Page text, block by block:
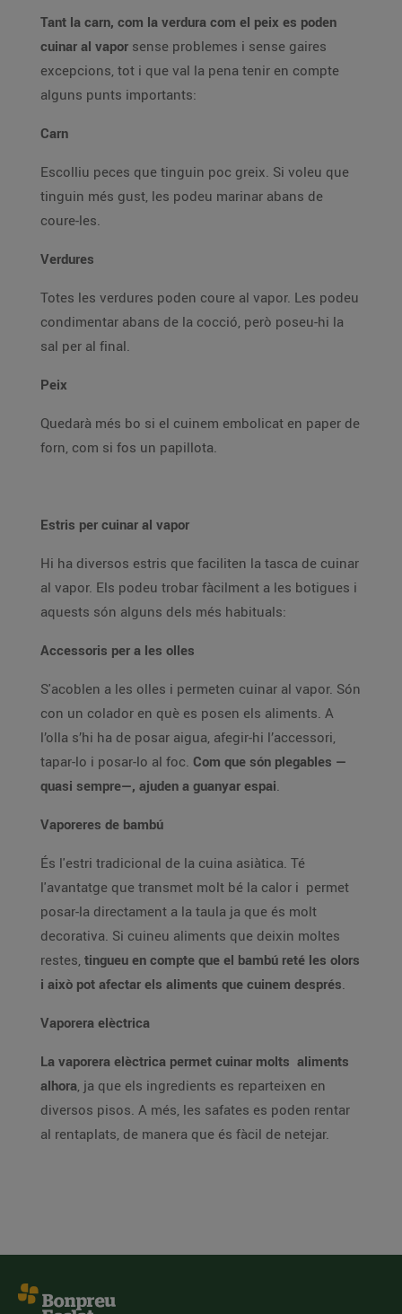
Tant la carn, com la verdura com el peix es poden
cuinar al vapor sense problemes i sense gaires
excepcions, tot i que val la pena tenir en compte
alguns punts importants:
Carn
Escolliu peces que tinguin poc greix. Si voleu que
tinguin més gust, les podeu marinar abans de
coure-les.
Verdures
Totes les verdures poden coure al vapor. Les podeu
condimentar abans de la cocció, però poseu-hi la
sal per al final.
Peix
Quedarà més bo si el cuinem embolicat en paper de
forn, com si fos un papillota.
Estris per cuinar al vapor
Hi ha diversos estris que faciliten la tasca de cuinar
al vapor. Els podeu trobar fàcilment a les botigues i
aquests són alguns dels més habituals:
Accessoris per a les olles
S'acoblen a les olles i permeten cuinar al vapor. Són
con un colador en què es posen els aliments. A
l’olla s’hi ha de posar aigua, afegir-hi l’accessori,
tapar-lo i posar-lo al foc. Com que són plegables —
quasi sempre—, ajuden a guanyar espai.
Vaporeres de bambú
És l'estri tradicional de la cuina asiàtica. Té
l'avantatge que transmet molt bé la calor i permet
posar-la directament a la taula ja que és molt
decorativa. Si cuineu aliments que deixin moltes
restes, tingueu en compte que el bambú reté les olors
i això pot afectar els aliments que cuinem després.
Vaporera elèctrica
La vaporera elèctrica permet cuinar molts aliments
alhora, ja que els ingredients es reparteixen en
diversos pisos. A més, les safates es poden rentar
al rentaplats, de manera que és fàcil de netejar.